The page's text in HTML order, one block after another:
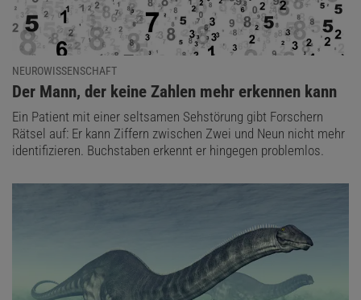
NEUROWISSENSCHAFT
:
Der Mann, der keine Zahlen mehr erkennen kann
Ein Patient mit einer seltsamen Sehstörung gibt Forschern
Rätsel auf: Er kann Ziffern zwischen Zwei und Neun nicht mehr
identifizieren. Buchstaben erkennt er hingegen problemlos.